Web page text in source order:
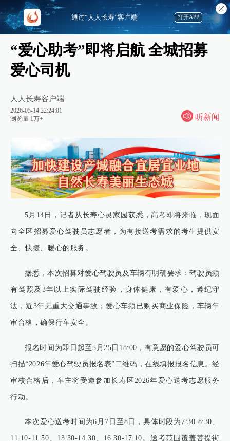
“爱心助考”即将启航 全城招募
爱心司机
人人长寿客户端
2026-05-14 22:24:01
浏览量 1万+
听新闻
5月14日，记者从长寿心灵家园获悉，高考即将来临，现面
向全区招募爱心驾驶员志愿者，为有接送考需求的考生提供安
全、快捷、暖心的服务。
据悉，本次招募对爱心驾驶员及车辆有明确要求：驾驶员须
有驾照及3年以上实际驾驶经验，身体健康，有爱心，遵纪守
法，近3年无重大交通事故；爱心车须已购买商业保险，车辆年
审合格，确保行车安全。
报名时间为即日起至5月25日18:00，有意愿的爱心驾驶员可
扫描“2026年爱心驾驶员报名表”二维码，在线填报报名信息。经
审核合格后，车主将受邀参加长寿区2026年爱心送考志愿服务
行动。
本次爱心送考时间为6月7日至8日，具体时段为7:30-8:30、
11:10-11:50、13:30-14:30、16:30-17:10。送考范围覆盖菩提街
通过“人人长寿”客户端 打开APP